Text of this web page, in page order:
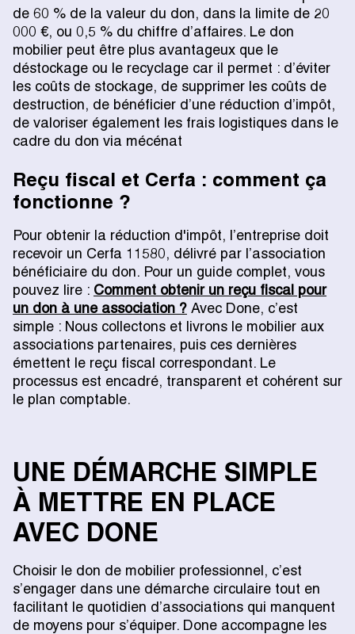
de 60 % de la valeur du don, dans la limite de 20
000 €, ou 0,5 % du chiffre d’affaires. Le don
mobilier peut être plus avantageux que le
déstockage ou le recyclage car il permet : d’éviter
les coûts de stockage, de supprimer les coûts de
destruction, de bénéficier d’une réduction d’impôt,
de valoriser également les frais logistiques dans le
cadre du don via mécénat
Reçu fiscal et Cerfa : comment ça
fonctionne ?
Pour obtenir la réduction d'impôt, l’entreprise doit
recevoir un Cerfa 11580, délivré par l’association
bénéficiaire du don. Pour un guide complet, vous
pouvez lire : Comment obtenir un reçu fiscal pour
un don à une association ? Avec Done, c’est
simple : Nous collectons et livrons le mobilier aux
associations partenaires, puis ces dernières
émettent le reçu fiscal correspondant. Le
processus est encadré, transparent et cohérent sur
le plan comptable.
UNE DÉMARCHE SIMPLE
À METTRE EN PLACE
AVEC DONE
Choisir le don de mobilier professionnel, c’est
s’engager dans une démarche circulaire tout en
facilitant le quotidien d’associations qui manquent
de moyens pour s’équiper. Done accompagne les